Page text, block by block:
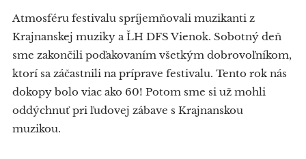
Atmosféru festivalu spríjemňovali muzikanti z
Krajnanskej muziky a ĽH DFS Vienok. Sobotný deň
sme zakončili poďakovaním všetkým dobrovoľníkom,
ktorí sa záčastnili na príprave festivalu. Tento rok nás
dokopy bolo viac ako 60! Potom sme si už mohli
oddýchnuť pri ľudovej zábave s Krajnanskou
muzikou.